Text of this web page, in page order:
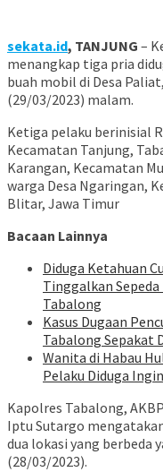
sekata.id, TANJUNG –
menangkap tiga pria
buah mobil di Desa
(29/03/2023) malam.
Ketiga pelaku berinisial
Kecamatan Tanjung,
Karangan, Kecamatan
warga Desa Ngaringan,
Blitar, Jawa Timur
Bacaan Lainnya
Diduga Ketahuan
Tinggalkan
Tabalong
Kasus Dugaan
Tabalong Sepakat
Wanita di Habau
Pelaku Diduga
Kapolres Tabalong,
Iptu Sutargo
dua lokasi yang berbeda
(28/03/2023).